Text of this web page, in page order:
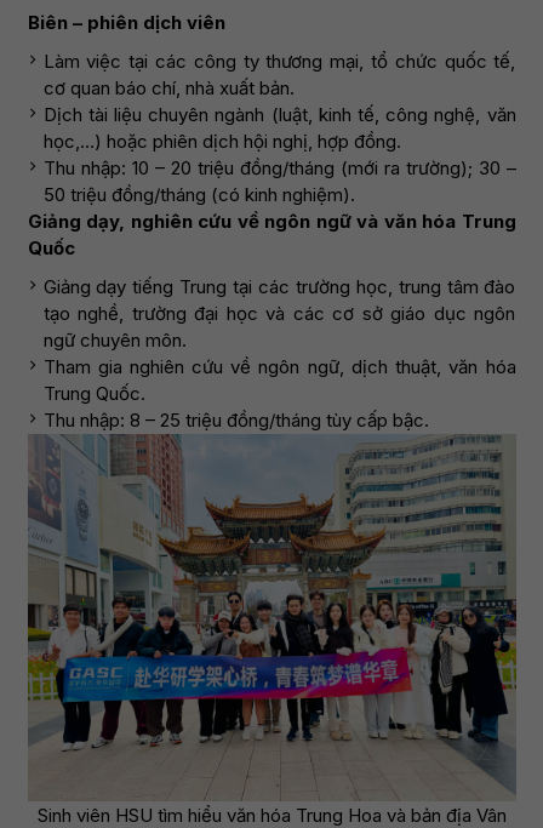
Biên – phiên dịch viên
Làm việc tại các công ty thương mại, tổ chức quốc tế,
cơ quan báo chí, nhà xuất bản.
Dịch tài liệu chuyên ngành (luật, kinh tế, công nghệ, văn
học,…) hoặc phiên dịch hội nghị, hợp đồng.
Thu nhập: 10 – 20 triệu đồng/tháng (mới ra trường); 30 –
50 triệu đồng/tháng (có kinh nghiệm).
Giảng dạy, nghiên cứu về ngôn ngữ và văn hóa Trung
Quốc
Giảng dạy tiếng Trung tại các trường học, trung tâm đào
tạo nghề, trường đại học và các cơ sở giáo dục ngôn
ngữ chuyên môn.
Tham gia nghiên cứu về ngôn ngữ, dịch thuật, văn hóa
Trung Quốc.
Thu nhập: 8 – 25 triệu đồng/tháng tùy cấp bậc.
Sinh viên HSU tìm hiểu văn hóa Trung Hoa và bản địa Vân